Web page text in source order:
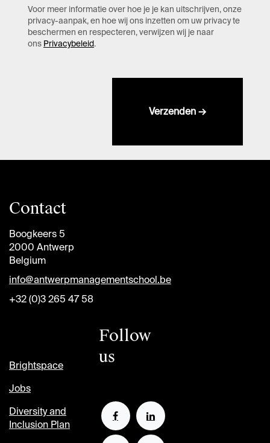
Voor meer informatie over hoe je je kan uitschrijven, onze
privacy-aanpak, en hoe wij ons inzetten om uw privacy te
beschermen en respecteren, verwijzen wij je naar
ons Privacybeleid .
Verzenden →
Contact
Boogkeers 5
2000 Antwerp
Belgium
info@antwerpmanagementschool.be
+32 (0)3 265 47 58
Brightspace
Jobs
Diversity and
Inclusion Plan
Follow
us